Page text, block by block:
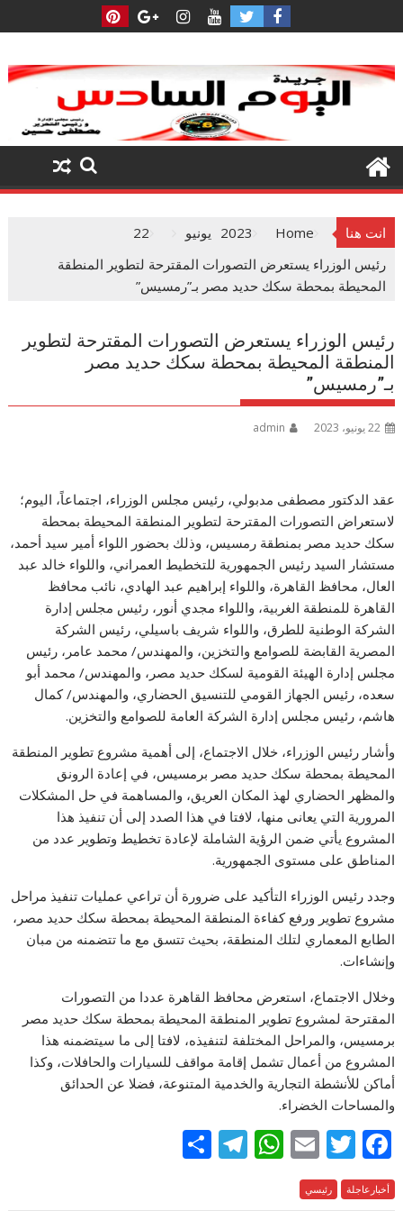
to
انت هنا Home
2023 يونيو
22
رئيس الوزراء يستعرض التصورات المقترحة لتطوير المنطقة
المحيطة بمحطة سكك حديد مصر بـ”رمسيس”
رئيس الوزراء يستعرض التصورات المقترحة لتطوير
المنطقة المحيطة بمحطة سكك حديد مصر
بـ”رمسيس”
22 يونيو، 2023 admin
عقد الدكتور مصطفى مدبولي، رئيس مجلس الوزراء، اجتماعاً، اليوم؛
لاستعراض التصورات المقترحة لتطوير المنطقة المحيطة بمحطة
سكك حديد مصر بمنطقة رمسيس، وذلك بحضور اللواء أمير سيد أحمد،
مستشار السيد رئيس الجمهورية للتخطيط العمراني، واللواء خالد عبد
العال، محافظ القاهرة، واللواء إبراهيم عبد الهادي، نائب محافظ
القاهرة للمنطقة الغربية، واللواء مجدي أنور، رئيس مجلس إدارة
الشركة الوطنية للطرق، واللواء شريف باسيلي، رئيس الشركة
المصرية القابضة للصوامع والتخزين، والمهندس/ محمد عامر، رئيس
مجلس إدارة الهيئة القومية لسكك حديد مصر، والمهندس/ محمد أبو
سعده، رئيس الجهاز القومي للتنسيق الحضاري، والمهندس/ كمال
هاشم، رئيس مجلس إدارة الشركة العامة للصوامع والتخزين.
وأشار رئيس الوزراء، خلال الاجتماع، إلى أهمية مشروع تطوير المنطقة
المحيطة بمحطة سكك حديد مصر برمسيس، في إعادة الرونق
والمظهر الحضاري لهذ المكان العريق، والمساهمة في حل المشكلات
المرورية التي يعانى منها، لافتا في هذا الصدد إلى أن تنفيذ هذا
المشروع يأتي ضمن الرؤية الشاملة لإعادة تخطيط وتطوير عدد من
المناطق على مستوى الجمهورية.
وجدد رئيس الوزراء التأكيد على ضرورة أن تراعي عمليات تنفيذ مراحل
مشروع تطوير ورفع كفاءة المنطقة المحيطة بمحطة سكك حديد مصر،
الطابع المعماري لتلك المنطقة، بحيث تتسق مع ما تتضمنه من مبان
وإنشاءات.
وخلال الاجتماع، استعرض محافظ القاهرة عددا من التصورات
المقترحة لمشروع تطوير المنطقة المحيطة بمحطة سكك حديد مصر
برمسيس، والمراحل المختلفة لتنفيذه، لافتا إلى ما سيتضمنه هذا
المشروع من أعمال تشمل إقامة مواقف للسيارات والحافلات، وكذا
أماكن للأنشطة التجارية والخدمية المتنوعة، فضلا عن الحدائق
والمساحات الخضراء.
F
ac
e
T
w
itt
E
ai
W
at
T
e
ar أخبارعاجلة رئيسي